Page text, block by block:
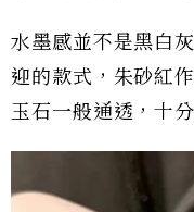
水墨感並不是黑白
迎的款式，朱砂紅
玉石一般通透，十